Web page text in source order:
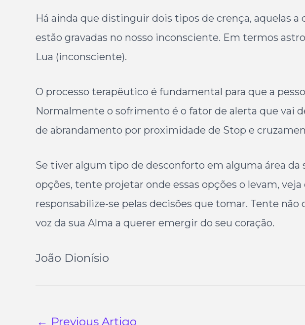
Há ainda que distinguir dois tipos de crença, aquelas
estão gravadas no nosso inconsciente. Em termos
Lua (inconsciente).
O processo terapêutico é fundamental para que a
Normalmente o sofrimento é o fator de alerta que vai
de abrandamento por proximidade de Stop e
Se tiver algum tipo de desconforto em alguma área
opções, tente projetar onde essas opções o levam,
responsabilize-se pelas decisões que tomar. Tente
voz da sua Alma a querer emergir do seu coração.
João Dionísio
← Previous Artigo